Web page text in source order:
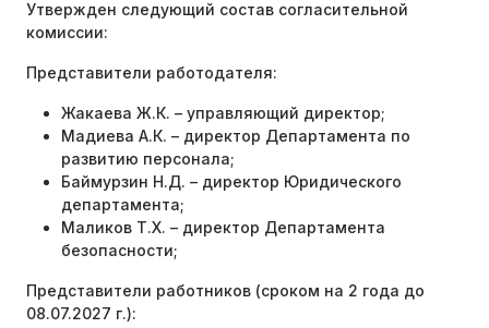
Утвержден следующий состав согласительной
комиссии:
Представители работодателя:
Жакаева Ж.К. – управляющий директор;
Мадиева А.К. – директор Департамента по
развитию персонала;
Баймурзин Н.Д. – директор Юридического
департамента;
Маликов Т.Х. – директор Департамента
безопасности;
Представители работников (сроком на 2 года до
08.07.2027 г.):